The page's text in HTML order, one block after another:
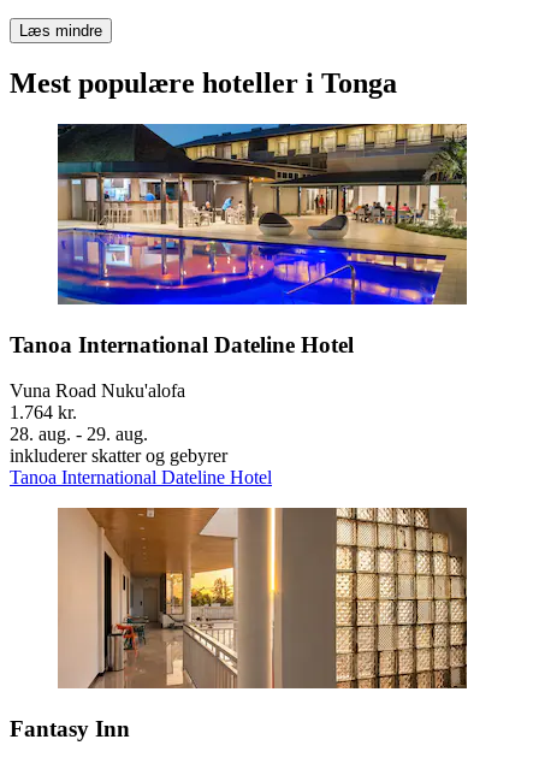
Læs mindre
Mest populære hoteller i Tonga
Tanoa International Dateline Hotel
Vuna Road Nuku'alofa
1.764 kr.
28. aug. - 29. aug.
inkluderer skatter og gebyrer
Tanoa International Dateline Hotel
Fantasy Inn